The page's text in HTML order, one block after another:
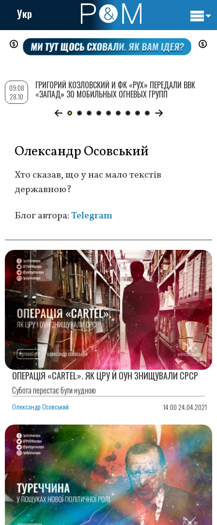
Перейти
содержанию
Укр
Олександр Осовський
Хто сказав, що у нас мало текстів
державною?
Блог автора:Telegram
ОПЕРАЦІЯ «CARTEL». ЯК ЦРУ Й ОУН ЗНИЩУВАЛИ СРСР
Субота перестає бути нудною
Олександр Осовський 14:00 24.04.2021
09:08
28.10
ГРИГОРИЙ КОЗЛОВСКИЙ И ФК «РУХ» ПЕРЕДАЛИ ВВК
«ЗАПАД» 30 МОБИЛЬНЫХ ОГНЕВЫХ ГРУПП